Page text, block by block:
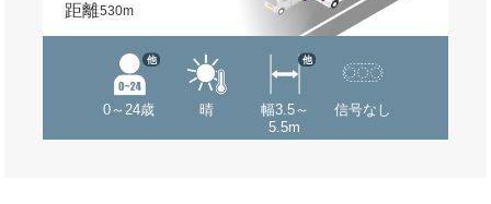
距離530m
0～24歳
他
晴
幅3.5～
5.5m
他
信号なし